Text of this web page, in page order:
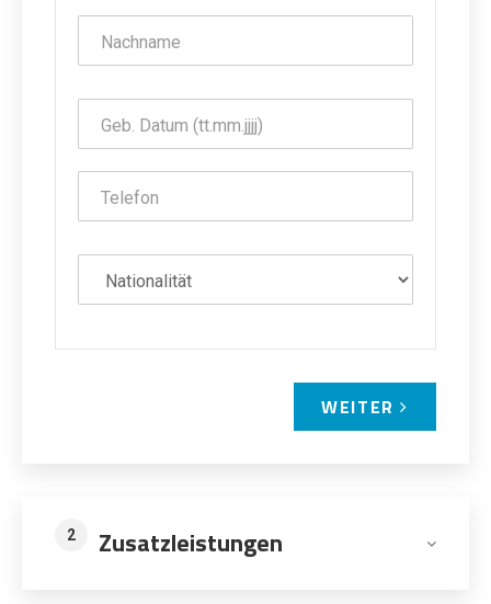
WEITER
2 Zusatzleistungen